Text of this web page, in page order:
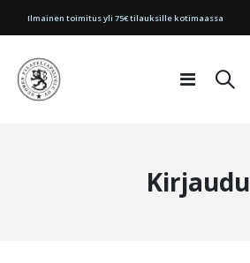
Ilmainen toimitus yli 75€ tilauksille kotimaassa
Toggle
Kirjaudu